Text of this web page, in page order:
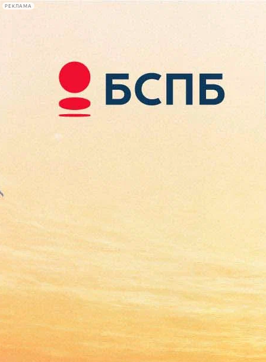
РЕКЛАМА
Сегодня:
2026.08.07
15:50
Афиша Plus
В Мехико скончался
Габриэль Гарсиа Маркес
18 апреля 2014,02:49 Версия для печати